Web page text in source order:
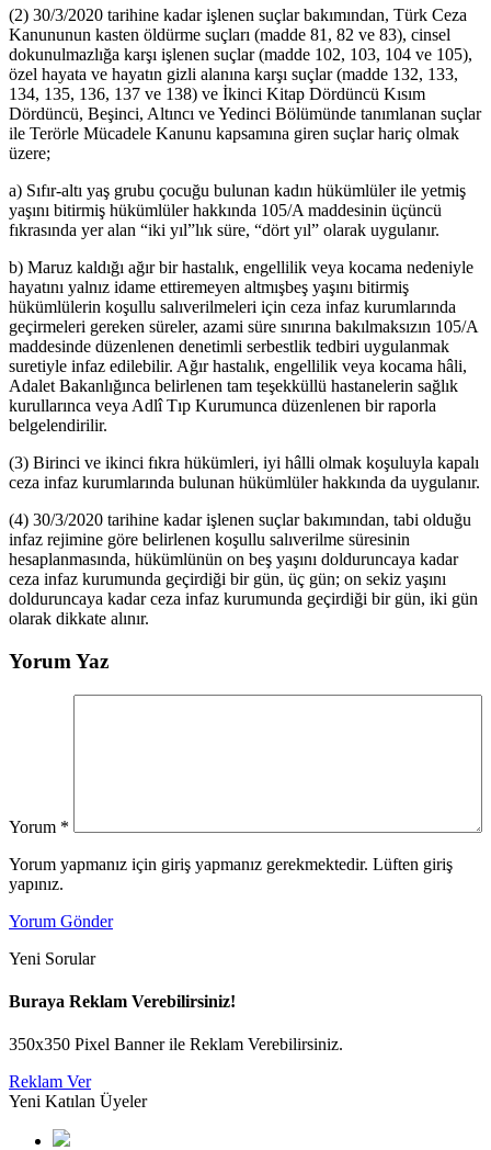
(2) 30/3/2020 tarihine kadar işlenen suçlar bakımından, Türk Ceza
Kanununun kasten öldürme suçları (madde 81, 82 ve 83), cinsel
dokunulmazlığa karşı işlenen suçlar (madde 102, 103, 104 ve 105),
özel hayata ve hayatın gizli alanına karşı suçlar (madde 132, 133,
134, 135, 136, 137 ve 138) ve İkinci Kitap Dördüncü Kısım
Dördüncü, Beşinci, Altıncı ve Yedinci Bölümünde tanımlanan suçlar
ile Terörle Mücadele Kanunu kapsamına giren suçlar hariç olmak
üzere;
a) Sıfır-altı yaş grubu çocuğu bulunan kadın hükümlüler ile yetmiş
yaşını bitirmiş hükümlüler hakkında 105/A maddesinin üçüncü
fıkrasında yer alan “iki yıl”lık süre, “dört yıl” olarak uygulanır.
b) Maruz kaldığı ağır bir hastalık, engellilik veya kocama nedeniyle
hayatını yalnız idame ettiremeyen altmışbeş yaşını bitirmiş
hükümlülerin koşullu salıverilmeleri için ceza infaz kurumlarında
geçirmeleri gereken süreler, azami süre sınırına bakılmaksızın 105/A
maddesinde düzenlenen denetimli serbestlik tedbiri uygulanmak
suretiyle infaz edilebilir. Ağır hastalık, engellilik veya kocama hâli,
Adalet Bakanlığınca belirlenen tam teşekküllü hastanelerin sağlık
kurullarınca veya Adlî Tıp Kurumunca düzenlenen bir raporla
belgelendirilir.
(3) Birinci ve ikinci fıkra hükümleri, iyi hâlli olmak koşuluyla kapalı
ceza infaz kurumlarında bulunan hükümlüler hakkında da uygulanır.
(4) 30/3/2020 tarihine kadar işlenen suçlar bakımından, tabi olduğu
infaz rejimine göre belirlenen koşullu salıverilme süresinin
hesaplanmasında, hükümlünün on beş yaşını dolduruncaya kadar
ceza infaz kurumunda geçirdiği bir gün, üç gün; on sekiz yaşını
dolduruncaya kadar ceza infaz kurumunda geçirdiği bir gün, iki gün
olarak dikkate alınır.
Yorum Yaz
Yorum *
Yorum yapmanız için giriş yapmanız gerekmektedir. Lüften giriş
yapınız.
Yorum Gönder
Yeni Sorular
Buraya Reklam Verebilirsiniz!
350x350 Pixel Banner ile Reklam Verebilirsiniz.
Reklam Ver
Yeni Katılan Üyeler